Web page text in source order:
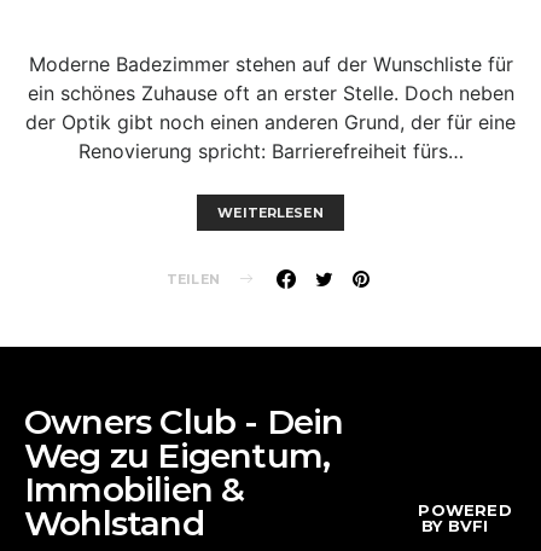
Moderne Badezimmer stehen auf der Wunschliste für
ein schönes Zuhause oft an erster Stelle. Doch neben
der Optik gibt noch einen anderen Grund, der für eine
Renovierung spricht: Barrierefreiheit fürs…
WEITERLESEN
TEILEN
Owners Club - Dein
Weg zu Eigentum,
Immobilien &
Wohlstand
POWERED
BY BVFI